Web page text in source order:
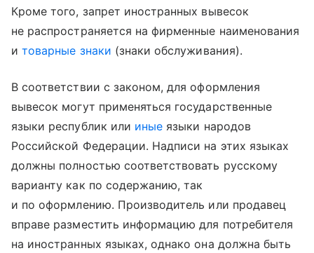
Кроме того, запрет иностранных вывесок
не распространяется на фирменные наименования
итоварные знаки (знаки обслуживания).
В соответствии с законом, для оформления
вывесок могут применяться государственные
языки республик или иные языки народов
Российской Федерации. Надписи на этих языках
должны полностью соответствовать русскому
варианту как по содержанию, так
и по оформлению. Производитель или продавец
вправе разместить информацию для потребителя
на иностранных языках, однако она должна быть